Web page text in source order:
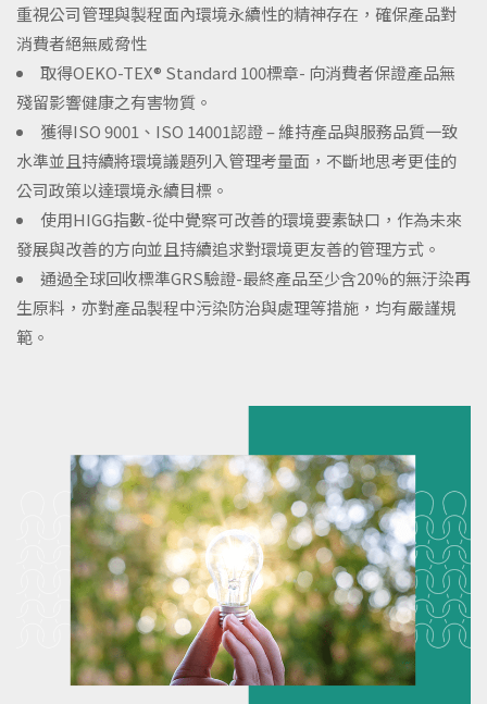
重視公司管理與製程面內環境永續性的精神存在，確保產品對
消費者絕無威脅性
取得OEKO-TEX® Standard 100標章- 向消費者保證產品無
殘留影響健康之有害物質。
獲得ISO 9001、ISO 14001認證 – 維持產品與服務品質一致
水準並且持續將環境議題列入管理考量面，不斷地思考更佳的
公司政策以達環境永續目標。
使用HIGG指數-從中覺察可改善的環境要素缺口，作為未來
發展與改善的方向並且持續追求對環境更友善的管理方式。
通過全球回收標準GRS驗證-最終產品至少含20%的無汙染再
生原料，亦對產品製程中污染防治與處理等措施，均有嚴謹規
範。